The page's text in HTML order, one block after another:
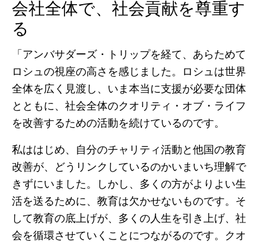
会社全体で、社会貢献を尊重す
る
「アンバサダーズ・トリップを経て、あらためて
ロシュの視座の高さを感じました。ロシュは世界
全体を広く見渡し、いま本当に支援が必要な団体
とともに、社会全体のクオリティ・オブ・ライフ
を改善するための活動を続けているのです。
私ははじめ、自分のチャリティ活動と他国の教育
改善が、どうリンクしているのかいまいち理解で
きずにいました。しかし、多くの方がよりよい生
活を送るために、教育は欠かせないものです。そ
して教育の底上げが、多くの人生を引き上げ、社
会を循環させていくことにつながるのです。クオ